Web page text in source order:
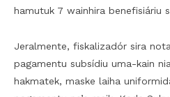
hamutuk 7 wainhira benefisiáriu
Jeralmente, fiskalizadór sira
pagamentu subsídiu uma-kain
hakmatek, maske laiha